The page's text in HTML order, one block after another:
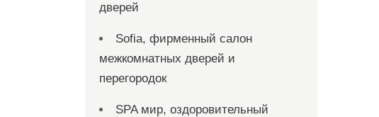
дверей
Sofia, фирменный салон
межкомнатных дверей и
перегородок
SPA мир, оздоровительный